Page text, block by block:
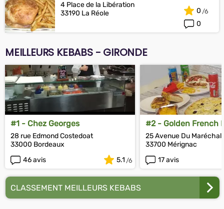
4 Place de la Libération
33190 La Réole
0
0
MEILLEURS KEBABS - GIRONDE
#1 - Chez Georges
28 rue Edmond Costedoat
33000 Bordeaux
46 avis
5.1
#2 - Golden French
25 Avenue Du Maréchal
33700 Mérignac
17 avis
CLASSEMENT MEILLEURS KEBABS